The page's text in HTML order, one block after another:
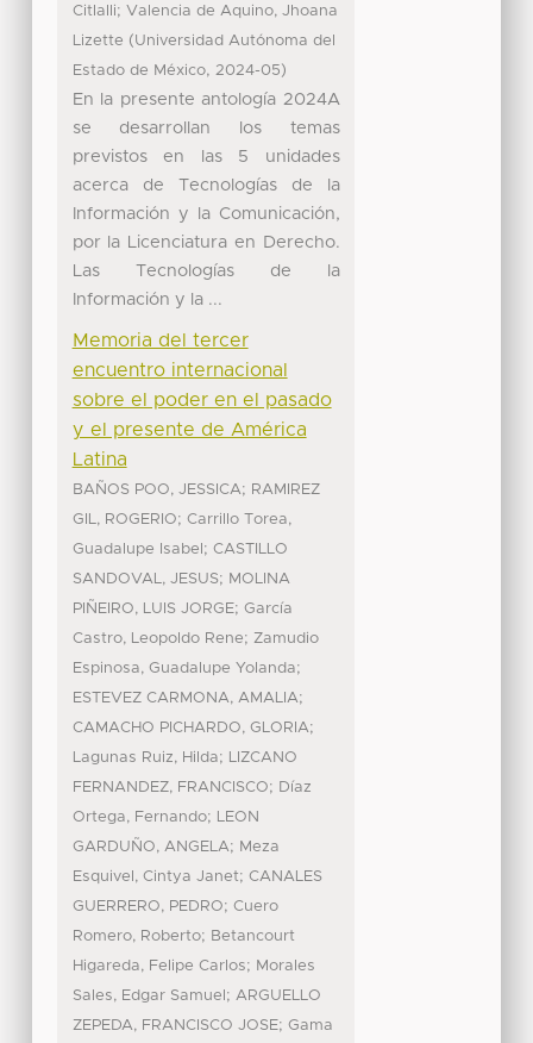
Citlalli; Valencia de Aquino, Jhoana
Lizette (Universidad Autónoma del
Estado de México, 2024-05)
En la presente antología 2024A
se desarrollan los temas
previstos en las 5 unidades
acerca de Tecnologías de la
Información y la Comunicación,
por la Licenciatura en Derecho.
Las Tecnologías de la
Información y la ...
Memoria del tercer
encuentro internacional
sobre el poder en el pasado
y el presente de América
Latina
BAÑOS POO, JESSICA; RAMIREZ
GIL, ROGERIO; Carrillo Torea,
Guadalupe Isabel ; CASTILLO
SANDOVAL, JESUS; MOLINA
PIÑEIRO, LUIS JORGE; García
Castro, Leopoldo Rene; Zamudio
Espinosa, Guadalupe Yolanda;
ESTEVEZ CARMONA, AMALIA;
CAMACHO PICHARDO, GLORIA;
Lagunas Ruiz, Hilda; LIZCANO
FERNANDEZ, FRANCISCO; Díaz
Ortega, Fernando; LEON
GARDUÑO, ANGELA; Meza
Esquivel, Cintya Janet; CANALES
GUERRERO, PEDRO; Cuero
Romero, Roberto; Betancourt
Higareda, Felipe Carlos; Morales
Sales, Edgar Samuel ; ARGUELLO
ZEPEDA, FRANCISCO JOSE; Gama